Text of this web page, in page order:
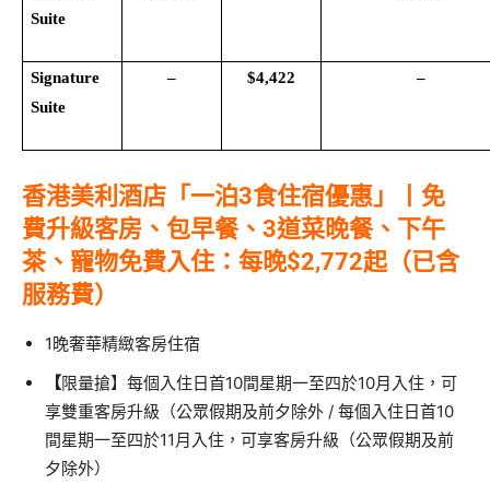
Suite
Signature
Suite
– $4,422 –
香港美利酒店「一泊3食住宿優惠」丨免
費升級客房、包早餐、3道菜晚餐、下午
茶、寵物免費入住：每晚$2,772起（已含
服務費）
1晚奢華精緻客房住宿
【限量搶】每個入住日首10間星期一至四於10月入住， 可
享雙重客房升級（公眾假期及前夕除外 / 每個入住日首10
間星期一至四於11月入住，可享客房升級（公眾假期及前
夕除外）